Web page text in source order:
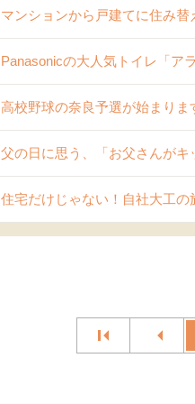
マンションから戸建てに住み替
Panasonicの大人気トイレ「ア
高校野球の奈良予選が始まりま
父の日に思う、「お父さんがキ
住宅だけじゃない！自社大工の